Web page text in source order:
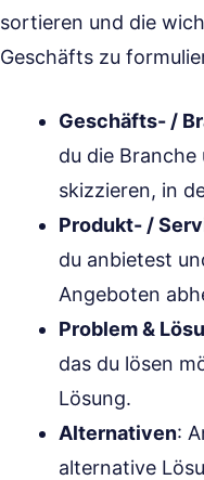
sortieren und die
Geschäfts zu
Geschäfts- /
du die
skizzieren, in
Produkt- /
du anbietest
Angeboten
Problem &
das du lösen
Lösung.
Alternativen:
alternative